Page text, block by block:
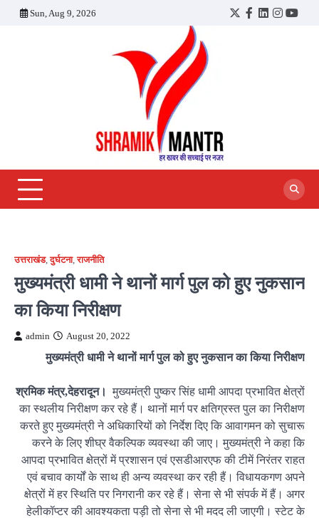
Sun, Aug 9, 2026
Twitter
Facebook
LinkedIn
उत्तराखंड,दुर्घटना,राजनीति
मुख्यमंत्री धामी ने थानों मार्ग पुल को हुए नुकसान
का किया निरीक्षण
admin August 20, 2022
मुख्यमंत्री धामी ने थानों मार्ग पुल को हुए नुकसान का किया निरीक्षण
श्रमिक मंत्र,देहरादून। मुख्यमंत्री पुष्कर सिंह धामी आपदा प्रभावित क्षेत्रों
का स्थलीय निरीक्षण कर रहे हैं। थानों मार्ग पर क्षतिग्रस्त पुल का निरीक्षण
करते हुए मुख्यमंत्री ने अधिकारियों को निर्देश दिए कि आवागमन को सुचारू
करने के लिए शीघ्र वैकल्पिक व्यवस्था की जाए। मुख्यमंत्री ने कहा कि
आपदा प्रभावित क्षेत्रों में प्रशासन एवं एसडीआरएफ की टीमें निरंतर राहत
एवं बचाव कार्यों के साथ ही अन्य व्यवस्था कर रही हैं। विधायकगण अपने
क्षेत्रों में हर स्थिति पर निगरानी कर रहे हैं। सेना से भी संपर्क में हैं। अगर
हेलीकॉप्टर की आवश्यकता पड़ी तो सेना से भी मदद ली जाएगी। स्टेट के